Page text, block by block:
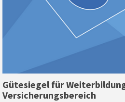
Gütesiegel für
Versicherungs­bereich